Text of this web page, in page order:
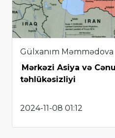
Gülxanım Məmmədova
Mərkəzi Asiya və
təhlükəsizliyi
2024-11-08 01:12